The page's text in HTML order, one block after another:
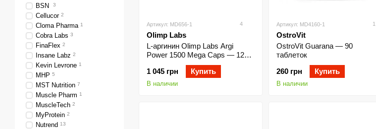
Артикул: MD656-1 4
Olimp Labs
L-аргинин Olimp Labs Argi
Power 1500 Mega Caps — 120
1 045 грн
Купить
В наличии
Артикул: MD4160-1 1
OstroVit
OstroVit Guarana — 90
таблеток
260 грн
Купить
В наличии
BSN 3
Cellucor 2
Cloma Pharma 1
Cobra Labs 3
FinaFlex 2
Insane Labz 2
Kevin Levrone 1
MHP 5
MST Nutrition 7
Muscle Pharm 1
MuscleTech 2
MyProtein 2
Nutrend 13